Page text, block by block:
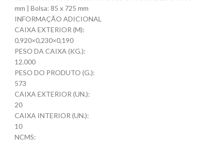
mm | Bolsa: 85 x 725 mm
INFORMAÇÃO ADICIONAL
CAIXA EXTERIOR (M):
0,920×0,230×0,190
PESO DA CAIXA (KG.):
12.000
PESO DO PRODUTO (G.):
573
CAIXA EXTERIOR (UN.):
20
CAIXA INTERIOR (UN.):
10
NCMS: